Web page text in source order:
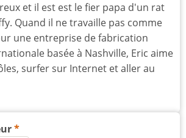
et il est est le fier papa d'un rat
Quand il ne travaille pas comme
une entreprise de fabrication
basée à Nashville, Eric aime
surfer sur Internet et aller au